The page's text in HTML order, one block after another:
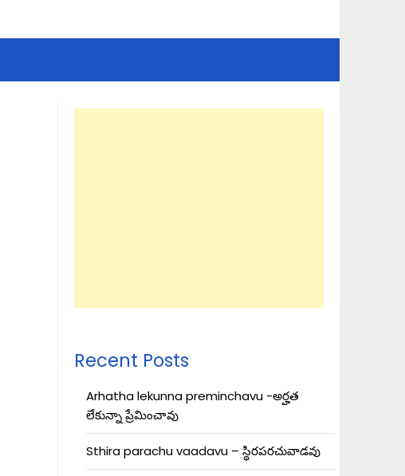
Recent Posts
Arhatha lekunna preminchavu -అర్హత
లేకున్నా ప్రేమించావు
Sthira parachu vaadavu – స్థిరపరచువాడవు